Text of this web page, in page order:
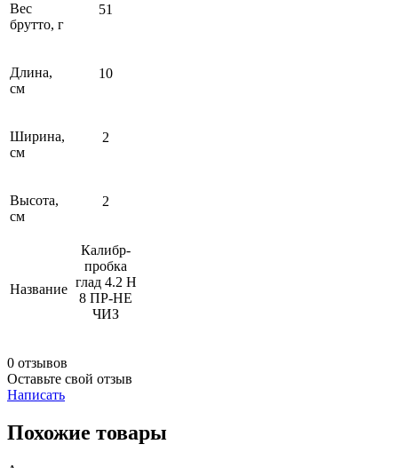
Вес
брутто, г
51
Длина,
см
10
Ширина,
см
2
Высота,
см
2
Название
Калибр-
пробка
глад 4.2 Н
8 ПР-НЕ
ЧИЗ
0 отзывов
Оставьте свой отзыв
Написать
Похожие товары